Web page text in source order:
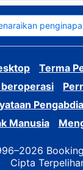
Terma
Manusia
Cipta